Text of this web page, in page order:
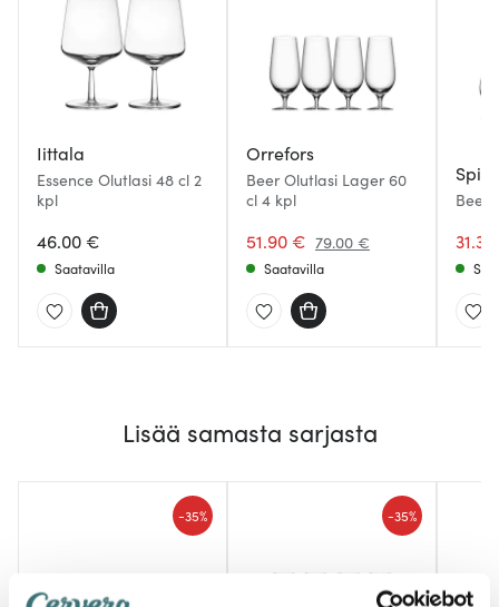
Iittala
Essence Olutlasi 48 cl 2
kpl
46.00 €
Saatavilla
Orrefors
Beer Olutlasi Lager 60
cl 4 kpl
51.90 € 79.00 €
Saatavilla
Beer
Lisää samasta sarjasta
-35% -35%